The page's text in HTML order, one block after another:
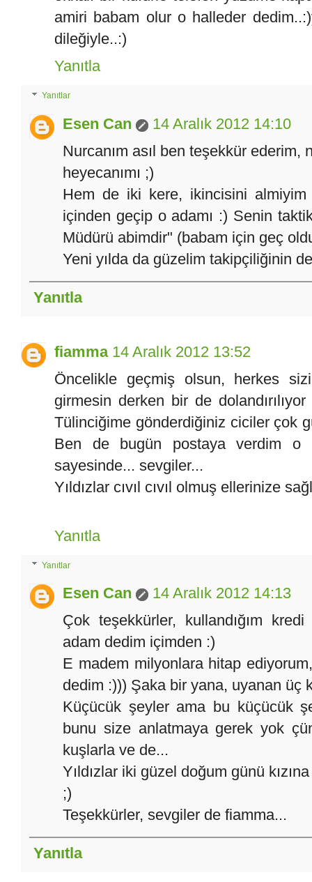
amiri babam olur o halleder
dileğiyle..:)
Yanıtla
Yanıtlar
Esen Can
14 Aralık 2012 14:10
Nurcanım asıl ben teşekkür
heyecanımı ;)
Hem de iki kere, ikincisini
içinden geçip o adamı :) Senin
Müdürü abimdir" (babam için geç
Yeni yılda da güzelim takipçiliğinin
Yanıtla
fiamma 14 Aralık 2012 13:52
Öncelikle geçmiş olsun, herkes
girmesin derken bir de
Tülinciğime gönderdiğiniz ciciler çok
Ben de bugün postaya verdim o
sayesinde... sevgiler...
Yıldızlar cıvıl cıvıl olmuş ellerinize
Yanıtla
Yanıtlar
Esen Can
14 Aralık 2012 14:13
Çok teşekkürler, kullandığım
adam dedim içimden :)
E madem milyonlara hitap
dedim :))) Şaka bir yana, uyanan üç
Küçücük şeyler ama bu küçücük
bunu size anlatmaya gerek yok
kuşlarla ve de...
Yıldızlar iki güzel doğum günü
;)
Teşekkürler, sevgiler de fiamma...
Yanıtla